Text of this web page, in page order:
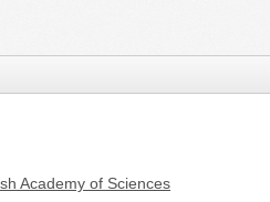
Academy of Sciences